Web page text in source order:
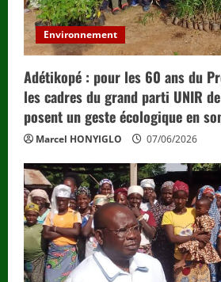
Environnement
Adétikopé : pour les 60 ans du
les cadres du grand parti UNIR
posent un geste écologique en
Marcel HONYIGLO 07/06/2026